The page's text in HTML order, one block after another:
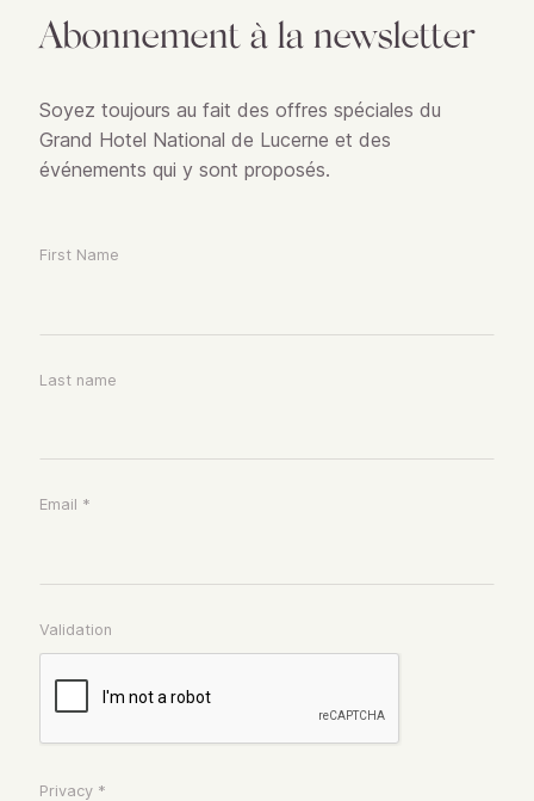
Abonnement à la newsletter
Soyez toujours au fait des offres spéciales du
Grand Hotel National de Lucerne et des
événements qui y sont proposés.
First Name
Last name
Email *
Validation
Privacy *